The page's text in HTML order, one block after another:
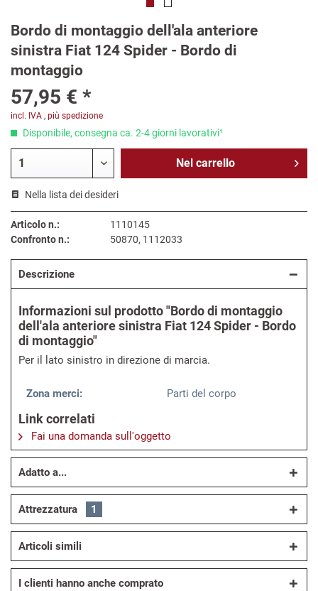
Bordo di montaggio dell'ala anteriore
sinistra Fiat 124 Spider - Bordo di
montaggio
57,95 € *
incl. IVA , più spedizione
Disponibile, consegna ca. 2-4 giorni lavorativi¹
Nel carrello
Nella lista dei desideri
Articolo n.:
1110145
Confronto n.:
50870, 1112033
Descrizione
Informazioni sul prodotto "Bordo di montaggio
dell'ala anteriore sinistra Fiat 124 Spider - Bordo
di montaggio"
Per il lato sinistro in direzione di marcia.
Zona merci: Parti del corpo
Link correlati
Fai una domanda sull'oggetto
Adatto a...
Attrezzatura 1
Articoli simili
I clienti hanno anche comprato